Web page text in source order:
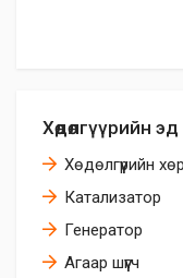
Хөдөлгүүрийн
Хөдөлгүүрийн
Катализатор
Генератор
Агаар шүүгч